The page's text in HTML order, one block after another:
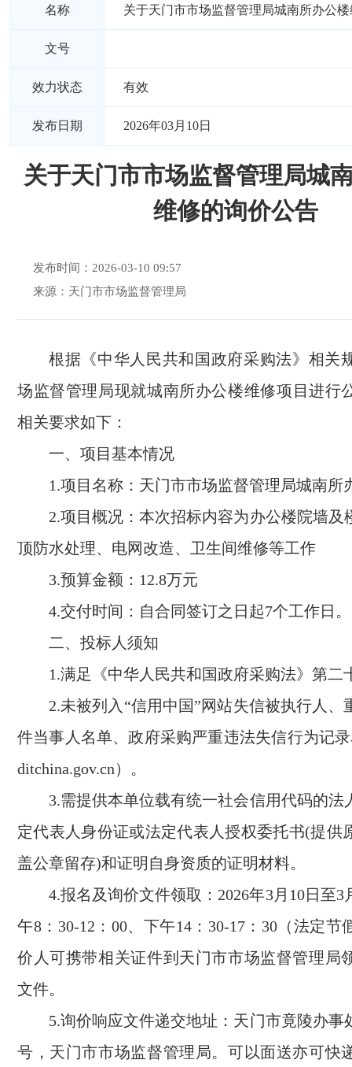
名称 关于天门市市场监督管理局城南所办公
文号
效力状态 有效
发布日期 2026年03月10日
关于天门市市场监督管理局城
维修的询价公告
发布时间：2026-03-10 09:57
来源：天门市市场监督管理局
根据《中华人民共和国政府采购法》相关
场监督管理 局现就城南所办公楼维修项目进行
相关要求如下：
一、项目基本情况
1.项目名称：天门市市场监督管理 局城南所
2.项目概况：本次招标内容为办公楼院墙及
顶防水处理、 电网改造、 卫生间维修等工作
3.预算金额： 12.8万元
4.交付时间： 自合同签订之日起7个工作日 。
二、投标人须知
1.满足《中华人民共和国政府采购法》第二
2.未被列入“信用中国”网站失信被执行人、
件当事人名单、政府采购严重违法失信行为记
ditchina.gov.cn）。
3.需提供本单位载有统一社会信用代码的法
定代表人身份证或法定代表人授权委托书(提供
盖公章留存)和证明自身资质的证明材料。
4.报名及询价文件领取： 2026年3月 10日至3
午8：30-12：00、下午14：30-17：30（法定节
价人可携带相关证件到天门市市场监督管理局
文件。
5.询价响应文件递交地址： 天门市竟陵办事
号，天门市市场监督管理局。可以面送亦可快